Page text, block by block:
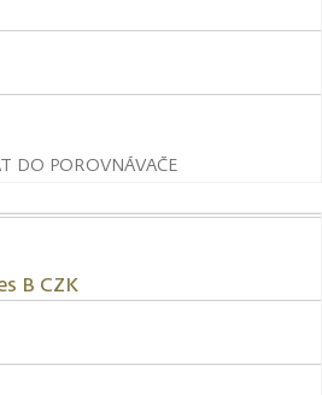
DO POROVNÁVAČE
B CZK